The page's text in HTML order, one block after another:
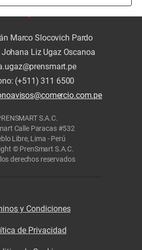
Marco Slocovich Pardo
Johana Liz Ugaz Oscanoa
(+511) 311 6500
S.A.C.
Calle Paracas #532
Libre, Lima - Perú
© PrenSmart S.A.C.
derechos reservados
y Condiciones
de Privacidad